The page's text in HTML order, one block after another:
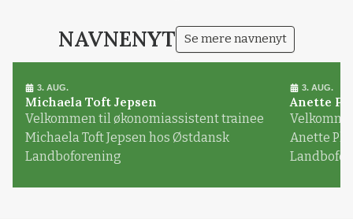
NAVNENYT Se mere navnenyt
3. AUG.
Michaela Toft Jepsen
Velkommen til økonomiassistent trainee
Michaela Toft Jepsen hos Østdansk
Landboforening
3. AUG.
Anette
Anette